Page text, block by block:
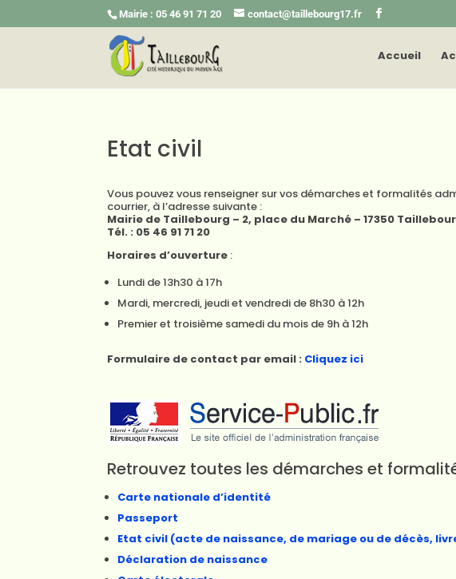
Mairie : 05 46 91 71 20 contact@taillebourg17.fr
Accueil
Etat civil
Vous pouvez vous renseigner sur vos démarches et formalités
courrier, à l’adresse suivante :
Mairie de Taillebourg – 2, place du Marché – 17350
Tél. : 05 46 91 71 20
Horaires d’ouverture :
Lundi de 13h30 à 17h
Mardi, mercredi, jeudi et vendredi de 8h30 à 12h
Premier et troisième samedi du mois de 9h à 12h
Formulaire de contact par email : Cliquez ici
Retrouvez toutes les démarches et
Carte nationale d’identité
Passeport
Etat civil (acte de naissance, de mariage ou de décès,
Déclaration de naissance